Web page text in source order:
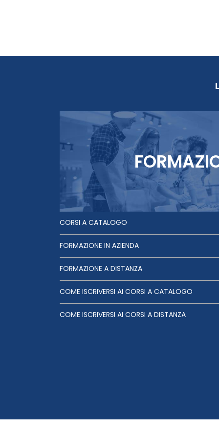
CORSI A CATALOGO
FORMAZIONE IN AZIENDA
FORMAZIONE A DISTANZA
COME ISCRIVERSI AI CORSI A CATALOGO
COME ISCRIVERSI AI CORSI A DISTANZA